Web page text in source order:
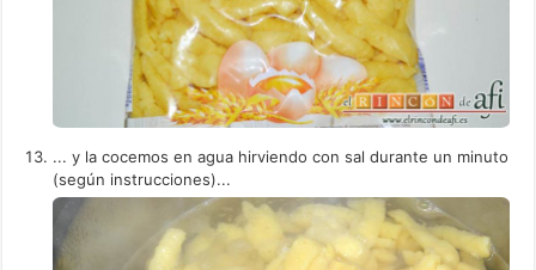
... y la cocemos en agua hirviendo con sal durante un minuto
(según instrucciones)...